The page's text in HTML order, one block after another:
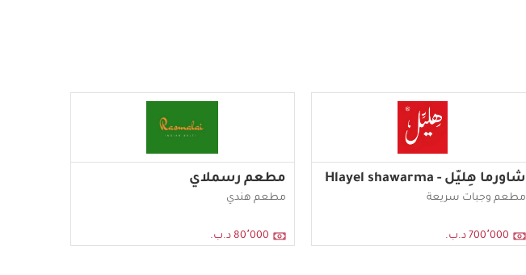
شاورما هِليّل - Hlayel shawarma
مطعم وجبات سريعة
700٬000 د.ب.
مطعم رسملاي
مطعم هندي
80٬000 د.ب.